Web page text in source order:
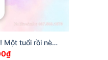
Một tuổi rồi nè…
₫